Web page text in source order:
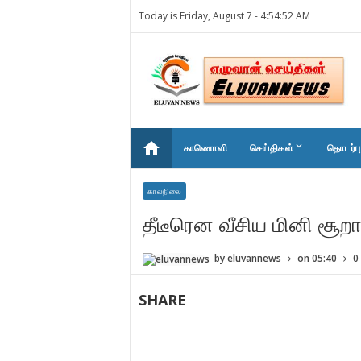
Today is Friday, August 7 - 4:54:52 AM
home காணொளி செய்திகள் keyboard_arrow_down
காலநிலை
தீடீரென வீசிய மினி
byeluvannews on 05:40 0
SHARE